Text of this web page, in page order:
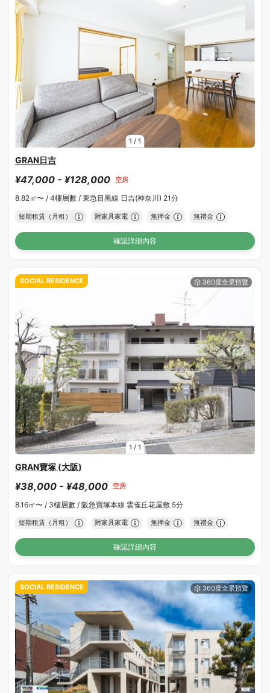
1 / 1
GRAN日吉
¥47,000 - ¥128,000 空房
8.82㎡〜 / 4樓層數 / 東急目黑線 日吉(神奈川) 21分
短期租賃（月租） 附家具家電 無押金 無禮金
確認詳細內容
1 / 1
SOCIAL RESIDENCE
GRAN寶塚 (大阪)
¥38,000 - ¥48,000 空房
8.16㎡〜 / 3樓層數 / 阪急寶塚本線 雲雀丘花屋敷 5分
短期租賃（月租） 附家具家電 無押金 無禮金
確認詳細內容
SOCIAL RESIDENCE